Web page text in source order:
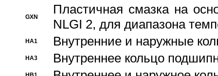
GXN
Пластичная смазка на
NLGI 2, для диапазона
HA1 Внутренние и наружные
HA3 Bнутреннее кольцо